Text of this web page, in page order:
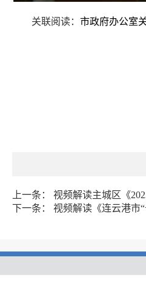
关联阅读： 市政府办公室
上一条：
视频解读主城区《
下一条：
视频解读《连云港市